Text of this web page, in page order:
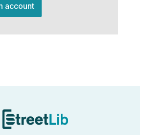
account